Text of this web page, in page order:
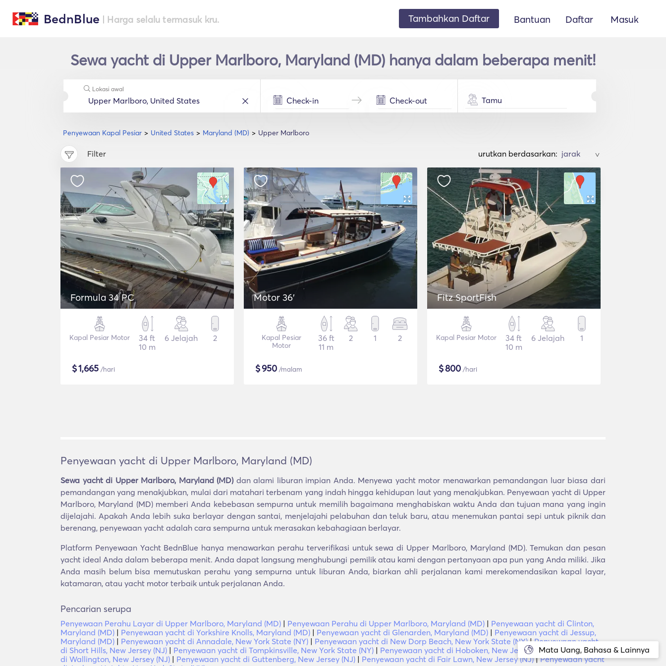
BednBlue | Harga selalu termasuk kru. Tambahkan Daftar Bantuan Daftar Masuk
Sewa yacht di Upper Marlboro, Maryland (MD) hanya dalam beberapa menit!
Penyewaan Kapal Pesiar United States Maryland (MD) Upper Marlboro
Lokasi awal
Tamu
Filter urutkan berdasarkan: >
Formula 34 PC
Kapal Pesiar Motor
34 ft
10 m
6 Jelajah 2
$1,665 /hari
Motor 36'
Kapal Pesiar
Motor
36 ft
11 m
2 1 2
$950 /malam
Fitz SportFish
Kapal Pesiar Motor
34 ft
10 m
6 Jelajah 1
$800 /hari
Mata Uang, Bahasa & Lainnya
Penyewaan yacht di Upper Marlboro, Maryland (MD)
Sewa yacht di Upper Marlboro, Maryland (MD)dan alami liburan impian Anda. Menyewa yacht motor menawarkan pemandangan luar biasa dari
pemandangan yang menakjubkan, mulai dari matahari terbenam yang indah hingga kehidupan laut yang menakjubkan. Penyewaan yacht di Upper
Marlboro, Maryland (MD) memberi Anda kebebasan sempurna untuk memilih bagaimana menghabiskan waktu Anda dan tujuan mana yang ingin
dijelajahi. Apakah Anda lebih suka berlayar dengan santai, menjelajahi pelabuhan dan teluk baru, atau menemukan pantai sepi untuk piknik dan
berenang, penyewaan yacht adalah cara sempurna untuk merasakan kebahagiaan berlayar.
Platform Penyewaan Yacht BednBlue hanya menawarkan perahu terverifikasi untuk sewa di Upper Marlboro, Maryland (MD). Temukan dan pesan
yacht ideal Anda dalam beberapa menit. Anda dapat langsung menghubungi pemilik atau kami dengan pertanyaan apa pun yang Anda miliki. Jika
Anda masih belum bisa memutuskan perahu yang sempurna untuk liburan Anda, biarkan ahli perjalanan kami merekomendasikan kapal layar,
katamaran, atau yacht motor terbaik untuk perjalanan Anda.
Pencarian serupa
Penyewaan Perahu Layar di Upper Marlboro, Maryland (MD) | Penyewaan Perahu di Upper Marlboro, Maryland (MD) | Penyewaan yacht di Clinton,
Maryland (MD) | Penyewaan yacht di Yorkshire Knolls, Maryland (MD) | Penyewaan yacht di Glenarden, Maryland (MD) | Penyewaan yacht di Jessup,
Maryland (MD) | Penyewaan yacht di Annadale, New York State (NY) | Penyewaan yacht di New Dorp Beach, New York State (NY)|Penyewaan yacht
di Short Hills, New Jersey (NJ) | Penyewaan yacht di Tompkinsville, New York State (NY) | Penyewaan yacht di Hoboken, New Jersey |Penyewaan yacht
di Wallington, New Jersey (NJ) | Penyewaan yacht di Guttenberg, New Jersey (NJ) | Penyewaan yacht di Fair Lawn, New Jersey (NJ)|Penyewaan yacht